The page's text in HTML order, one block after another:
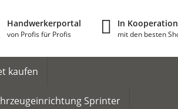
Handwerkerportal
von Profis für Profis
In Kooperation
mit den besten
kaufen
Sprinter